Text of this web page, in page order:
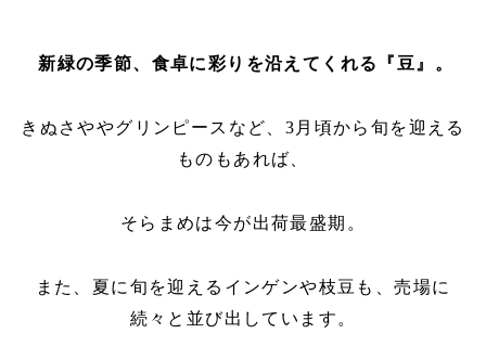
新緑の季節、食卓に彩りを沿えてくれる『豆』。
きぬさややグリンピースなど、3月頃から旬を迎える
ものもあれば、
そらまめは今が出荷最盛期。
また、夏に旬を迎えるインゲンや枝豆も、売場に
続々と並び出しています。